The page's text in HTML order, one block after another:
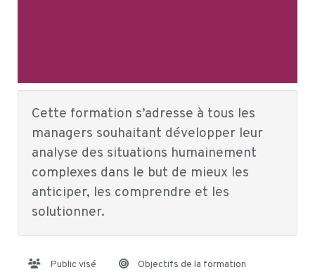
Cette formation s’adresse à tous les
managers souhaitant développer leur
analyse des situations humainement
complexes dans le but de mieux les
anticiper, les comprendre et les
solutionner.
Public visé Objectifs de la formation